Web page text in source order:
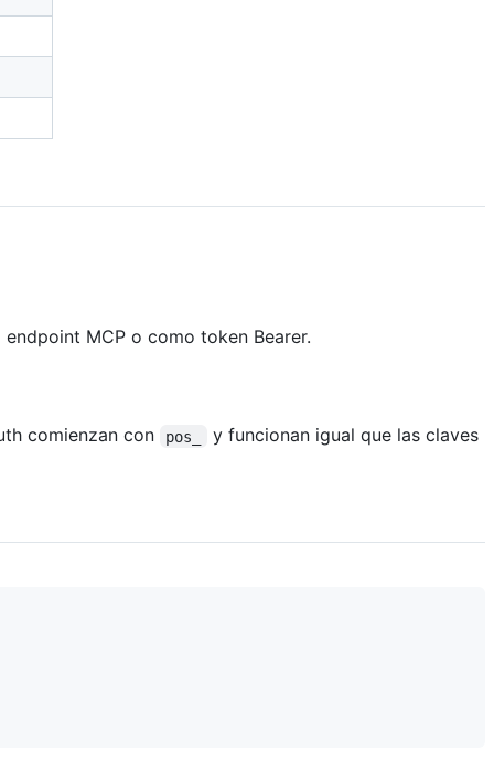
MCP o como token Bearer.
comienzan con pos_
y funcionan igual que las claves